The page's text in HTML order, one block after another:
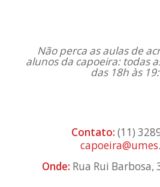
Não perca as aulas de
alunos da capoeira: todas
das 18h às
Contato: (11)
Onde: Rua Rui Barbosa,